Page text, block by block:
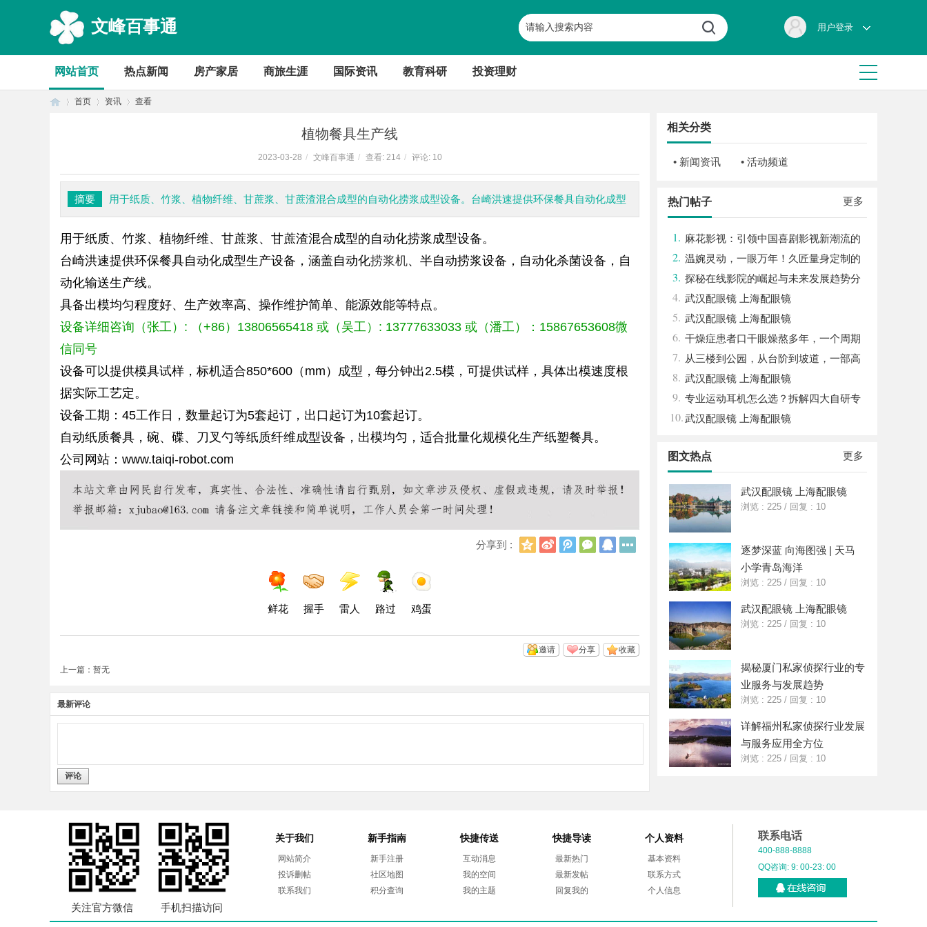
文峰百事通 用户登录
网站首页 热点新闻 房产家居 商旅生涯 国际资讯 教育科研 投资理财
首页 资讯 查看
植物餐具生产线
2023-03-28 / 文峰百事通 / 查看: 214 / 评论: 10
摘要 用于纸质、竹浆、植物纤维、甘蔗浆、甘蔗渣混合成型的自动化捞浆成型设备。台崎洪速提供环保餐具自动化成型
用于纸质、竹浆、植物纤维、甘蔗浆、甘蔗渣混合成型的自动化捞浆成型设备。
台崎洪速提供环保餐具自动化成型生产设备，涵盖自动化捞浆机、半自动捞浆设备，自动化杀菌设备，自
动化输送生产线。
具备出模均匀程度好、生产效率高、操作维护简单、能源效能等特点。
设备详细咨询（张工）: （+86）13806565418 或（吴工）: 13777633033 或（潘工）：15867653608微
信同号
设备可以提供模具试样，标机适合850*600（mm）成型，每分钟出2.5模，可提供试样，具体出模速度根
据实际工艺定。
设备工期：45工作日，数量起订为5套起订，出口起订为10套起订。
自动纸质餐具，碗、碟、刀叉勺等纸质纤维成型设备，出模均匀，适合批量化规模化生产纸塑餐具。
公司网站：www.taiqi-robot.com
分享到 :
Q
新
浪
腾
讯
微
信
Q
鲜花 握手 雷人 路过 鸡蛋
收藏
分享
邀请
上一篇：暂无
最新评论
评论
相关分类
• 新闻资讯 • 活动频道
更多
热门帖子
1. 麻花影视：引领中国喜剧影视新潮流的
创新力量
2. 温婉灵动，一眼万年！久匠量身定制的
眉眼唇，才是你整张脸的点睛之笔！淡颜系
女生的气质加分项
3. 探秘在线影院的崛起与未来发展趋势分
析
4. 武汉配眼镜 上海配眼镜
5. 武汉配眼镜 上海配眼镜
6. 干燥症患者口干眼燥熬多年，一个周期
缓过来？老中医：一张辨证方对症，身体找
回津液
7. 从三楼到公园，从台阶到坡道，一部高
续航电动轮椅如何改变生活
8. 武汉配眼镜 上海配眼镜
9. 专业运动耳机怎么选？拆解四大自研专
利技术
10.武汉配眼镜 上海配眼镜
更多
图文热点
武汉配眼镜 上海配眼镜
浏览 : 225 / 回复 : 10
逐梦深蓝 向海图强 | 天马
小学青岛海洋
浏览 : 225 / 回复 : 10
武汉配眼镜 上海配眼镜
浏览 : 225 / 回复 : 10
揭秘厦门私家侦探行业的专
业服务与发展趋势
浏览 : 225 / 回复 : 10
详解福州私家侦探行业发展
与服务应用全方位
浏览 : 225 / 回复 : 10
关注官方微信 手机扫描访问
关于我们
网站简介
投诉删帖
联系我们
新手指南
新手注册
社区地图
积分查询
快捷传送
互动消息
我的空间
我的主题
快捷导读
最新热门
最新发帖
回复我的
个人资料
基本资料
联系方式
个人信息
联系电话
400-888-8888
QQ咨询: 9: 00-23: 00